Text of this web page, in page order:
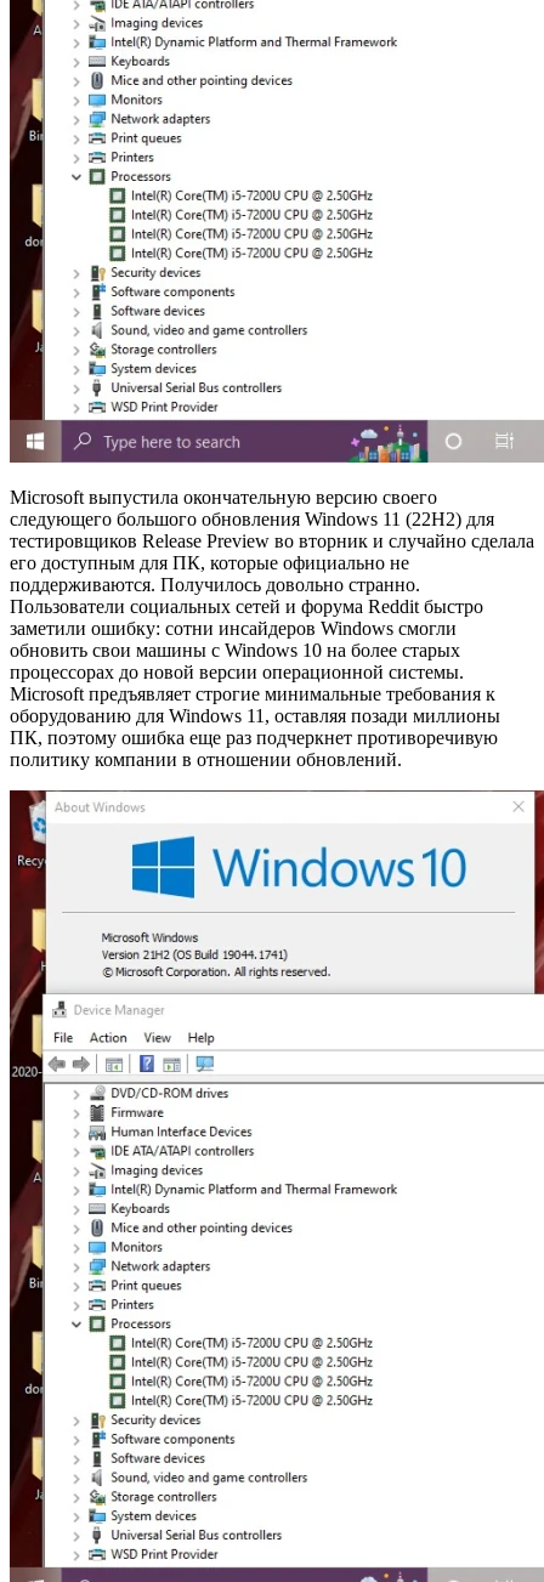
Microsoft выпустила окончательную версию своего
следующего большого обновления Windows 11 (22H2) для
тестировщиков Release Preview во вторник и случайно сделала
его доступным для ПК, которые официально не
поддерживаются. Получилось довольно странно.
Пользователи социальных сетей и форума Reddit быстро
заметили ошибку: сотни инсайдеров Windows смогли
обновить свои машины с Windows 10 на более старых
процессорах до новой версии операционной системы.
Microsoft предъявляет строгие минимальные требования к
оборудованию для Windows 11, оставляя позади миллионы
ПК, поэтому ошибка еще раз подчеркнет противоречивую
политику компании в отношении обновлений.